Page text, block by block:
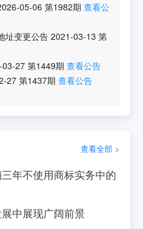
05-06 第1982期 查看公
址变更公告 2021-03-13 第
03-27 第1449期 查看公告
27 第1437期 查看公告
查看全部 >
年不使用商标实务中的
中展现广阔前景